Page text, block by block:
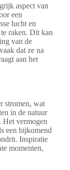
aspect van
een
lucht en
raken. Dit kan
van de
dat ze na
aan het
stromen, wat
in de natuur
Het vermogen
een bijkomend
Inspiratie
momenten,